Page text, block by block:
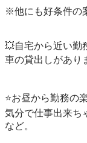
※他にも好条件の
💥自宅から近い勤
車の貸出しがあり
⭐️お昼から勤務の
気分で仕事出来ち
など。